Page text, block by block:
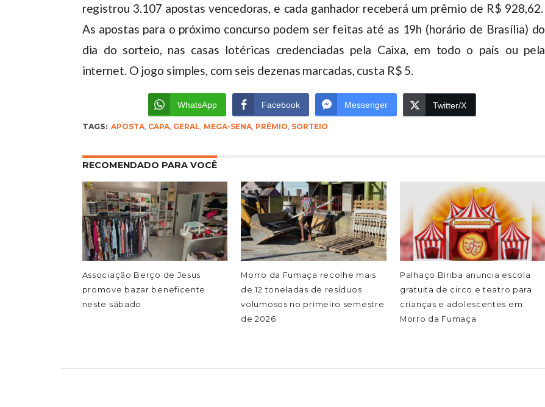
registrou 3.107 apostas vencedoras, e cada ganhador receberá um prêmio de R$ 928,62.
As apostas para o próximo concurso podem ser feitas até as 19h (horário de Brasília) do
dia do sorteio, nas casas lotéricas credenciadas pela Caixa, em todo o país ou pela
internet. O jogo simples, com seis dezenas marcadas, custa R$ 5.
WhatsApp Facebook Messenger Twitter/X
TAGS: APOSTA, CAPA, GERAL MEGA-SENA, PRÊMIO SORTEIO
RECOMENDADO PARA VOCÊ
Associação Berço de Jesus
promove bazar beneficente
neste sábado
Morro da Fumaça recolhe mais
de 12 toneladas de resíduos
volumosos no primeiro semestre
de 2026
Palhaço Biriba anuncia escola
gratuita de circo e teatro para
crianças e adolescentes em
Morro da Fumaça